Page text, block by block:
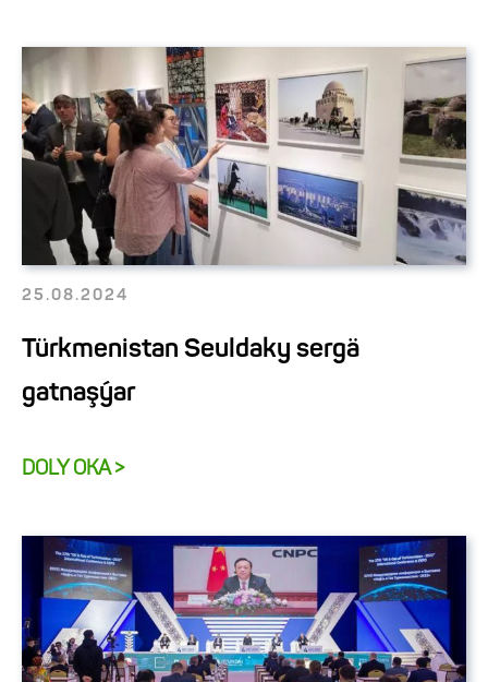
25.08.2024
Türkmenistan Seuldaky sergä
gatnaşýar
DOLY OKA >